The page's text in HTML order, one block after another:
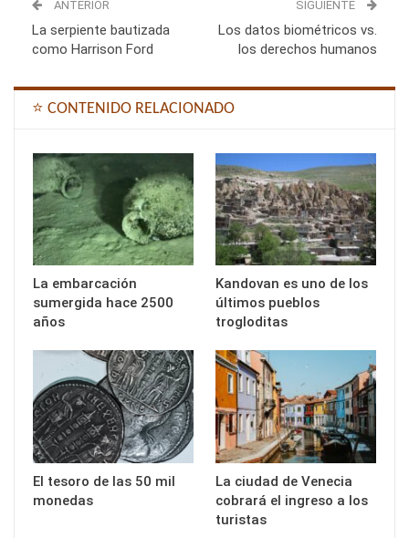
ANTERIOR
La serpiente bautizada
como Harrison Ford
SIGUIENTE
Los datos biométricos vs.
los derechos humanos
⭐ CONTENIDO RELACIONADO
La embarcación
sumergida hace 2500
años
Kandovan es uno de los
últimos pueblos
trogloditas
El tesoro de las 50 mil
monedas
La ciudad de Venecia
cobrará el ingreso a los
turistas